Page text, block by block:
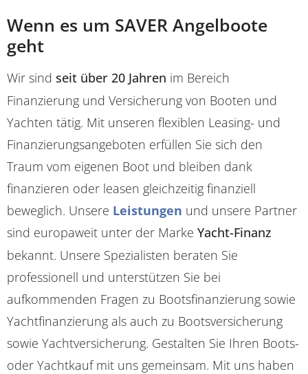
Wenn es um SAVER Angelboote
geht
Wir sind seit über 20 Jahren im Bereich
Finanzierung und Versicherung von Booten und
Yachten tätig. Mit unseren flexiblen Leasing- und
Finanzierungsangeboten erfüllen Sie sich den
Traum vom eigenen Boot und bleiben dank
finanzieren oder leasen gleichzeitig finanziell
beweglich. Unsere Leistungen und unsere Partner
sind europaweit unter der Marke Yacht-Finanz
bekannt. Unsere Spezialisten beraten Sie
professionell und unterstützen Sie bei
aufkommenden Fragen zu Bootsfinanzierung sowie
Yachtfinanzierung als auch zu Bootsversicherung
sowie Yachtversicherung. Gestalten Sie Ihren Boots-
oder Yachtkauf mit uns gemeinsam. Mit uns haben